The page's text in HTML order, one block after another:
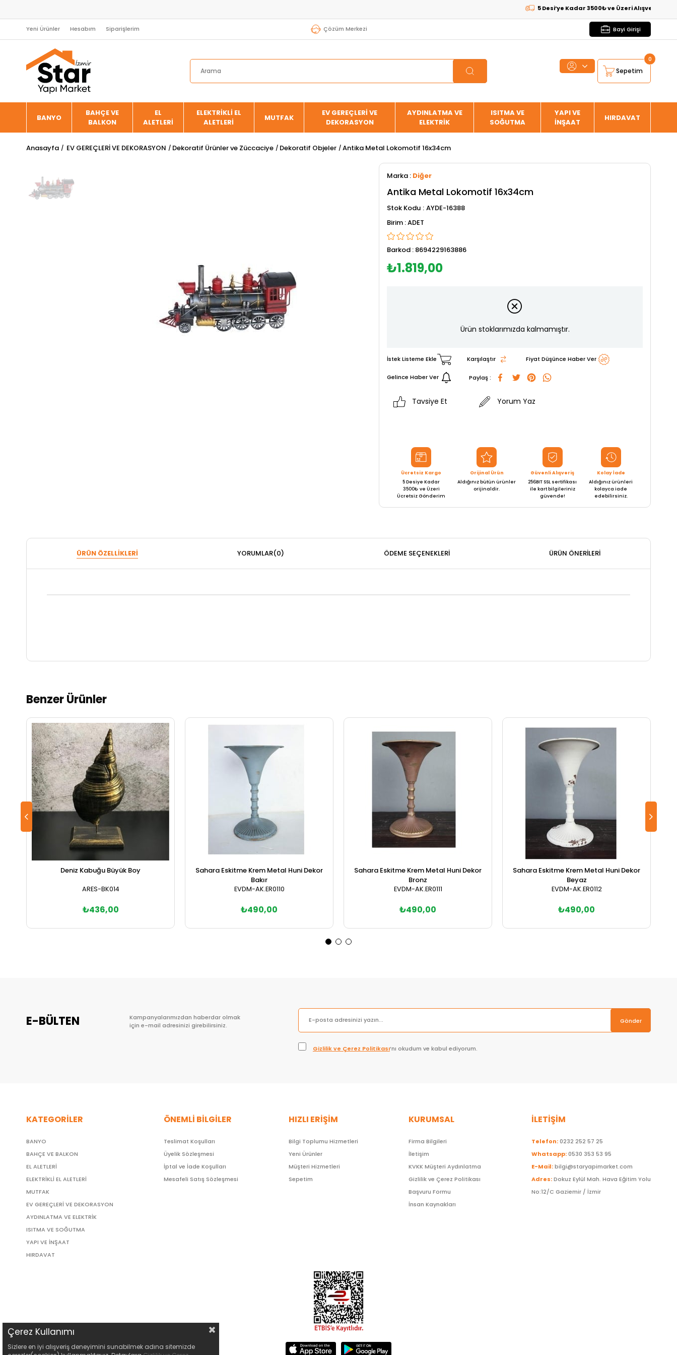
5 Desi’ye Kadar 3500₺ ve Üzeri Alışverişlerde
Yeni Ürünler Hesabım Siparişlerim Çözüm Merkezi Bayi Girişi
Sepetim
0
BANYO
BAHÇE VE
BALKON
EL
ALETLERİ
ELEKTRİKLİ EL
ALETLERİ
MUTFAK
EV GEREÇLERİ VE
DEKORASYON
AYDINLATMA VE
ELEKTRİK
ISITMA VE
SOĞUTMA
YAPI VE
İNŞAAT
HIRDAVAT
Anasayfa EV GEREÇLERİ VE DEKORASYON Dekoratif Ürünler ve Züccaciye Dekoratif Objeler Antika Metal Lokomotif 16x34cm
Marka : Diğer
Antika Metal Lokomotif 16x34cm
Stok Kodu AYDE-16388
ADET
Barkod : 8694229163886
₺1.819,00
Ürün stoklarımızda kalmamıştır.
İstek Listeme Ekle Karşılaştır Fiyat Düşünce Haber Ver
Gelince Haber Ver Paylaş :
Tavsiye Et Yorum Yaz
Ücretsiz Kargo
5 Desiye Kadar
3500₺ ve Üzeri
Ücretsiz Gönderim
Orijinal Ürün
Aldığınız bütün ürünler
orijinaldir.
Güvenli Alışveriş
256BIT SSL sertifikası
ile kart bilgileriniz
güvende!
Kolay İade
Aldığınız ürünleri
kolayca iade
edebilirsiniz.
ÜRÜN ÖZELLIKLERI YORUMLAR(0) ÖDEME SEÇENEKLERI ÜRÜN ÖNERILERI
Benzer Ürünler
Deniz Kabuğu Büyük Boy
ARES-BK014
₺436,00
Sahara Eskitme Krem Metal Huni Dekor
Bakır
EVDM-AK.ER0110
₺490,00
Sahara Eskitme Krem Metal Huni Dekor
Bronz
EVDM-AK.ER0111
₺490,00
Sahara Eskitme Krem Metal Huni Dekor
Beyaz
EVDM-AK.ER0112
₺490,00
E-BÜLTEN
Kampanyalarımızdan haberdar olmak
için e-mail adresinizi girebilirsiniz.
Gönder
Gizlilik ve Çerez Politikası’nı okudum ve kabul ediyorum.
KATEGORİLER
BANYO
BAHÇE VE BALKON
EL ALETLERİ
ELEKTRİKLİ EL ALETLERİ
MUTFAK
EV GEREÇLERİ VE DEKORASYON
AYDINLATMA VE ELEKTRİK
ISITMA VE SOĞUTMA
YAPI VE İNŞAAT
HIRDAVAT
ÖNEMLİ BİLGİLER
Teslimat Koşulları
Üyelik Sözleşmesi
İptal ve İade Koşulları
Mesafeli Satış Sözleşmesi
HIZLI ERİŞİM
Bilgi Toplumu Hizmetleri
Yeni Ürünler
Müşteri Hizmetleri
Sepetim
KURUMSAL
Firma Bilgileri
İletişim
KVKK Müşteri Aydınlatma
Gizlilik ve Çerez Politikası
Başvuru Formu
İnsan Kaynakları
İLETİŞİM
Telefon:0232 252 57 25
Whatsapp:0530 353 53 95
E-Mail:bilgi@staryapimarket.com
Adres:Dokuz Eylül Mah. Hava Eğitim Yolu
No:12/C Gaziemir / İzmir
Çerez Kullanımı
Sizlere en iyi alışveriş deneyimini sunabilmek adına sitemizde